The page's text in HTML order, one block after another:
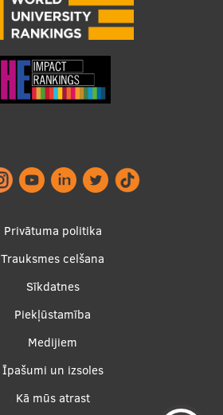
Privātuma politika
Trauksmes celšana
Sīkdatnes
Piekļūstamība
Medijiem
Īpašumi un izsoles
Kā mūs atrast